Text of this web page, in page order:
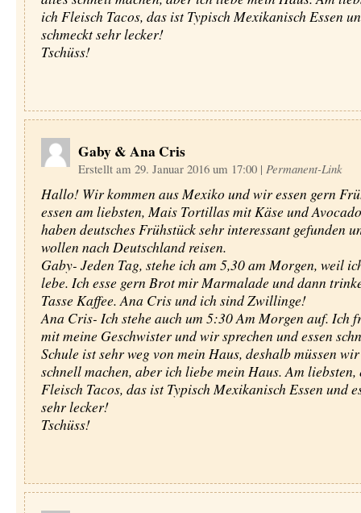
ich Fleisch Tacos, das ist Typisch Mexikanisch Essen
schmeckt sehr lecker!
Tschüss!
Gaby & Ana Cris
Erstellt am 29. Januar 2016 um 17:00 | Permanent-Link
Hallo! Wir kommen aus Mexiko und wir essen gern
essen am liebsten, Mais Tortillas mit Käse und
haben deutsches Frühstück sehr interessant gefunden
wollen nach Deutschland reisen.
Gaby- Jeden Tag, stehe ich am 5,30 am Morgen, weil
lebe. Ich esse gern Brot mir Marmalade und dann
Tasse Kaffee. Ana Cris und ich sind Zwillinge!
Ana Cris- Ich stehe auch um 5:30 Am Morgen auf. Ich
mit meine Geschwister und wir sprechen und essen
Schule ist sehr weg von mein Haus, deshalb müssen
schnell machen, aber ich liebe mein Haus. Am liebsten,
Fleisch Tacos, das ist Typisch Mexikanisch Essen und
sehr lecker!
Tschüss!